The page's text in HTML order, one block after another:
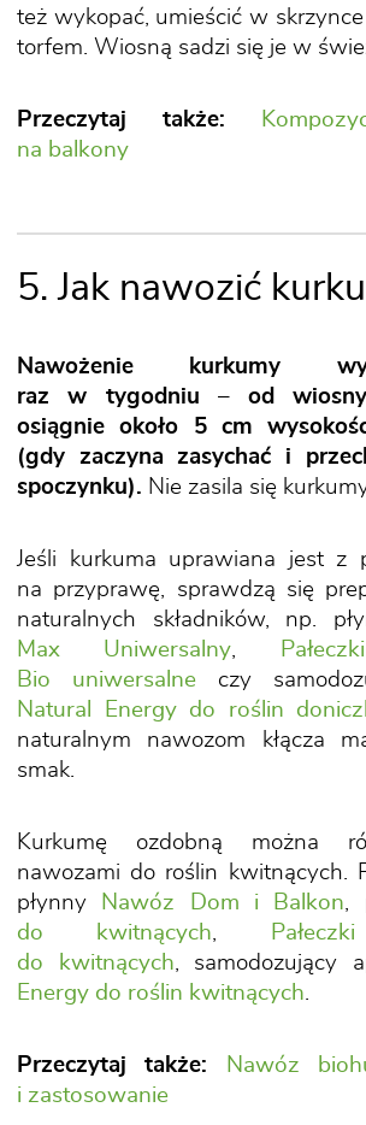
też wykopać, umieścić w
torfem. Wiosną sadzi się je w
Przeczytaj także:
na balkony
5. Jak nawozić
Nawożenie kurkumy
raz w tygodniu –od
osiągnie około 5 cm
(gdy zaczyna zasychać i
spoczynku). Nie zasila się
Jeśli kurkuma uprawiana jest z
na przyprawę, sprawdzą się
naturalnych składników, np.
Max Uniwersalny
Bio uniwersalne czy
Natural Energy do roślin
naturalnym nawozom kłącza
smak.
Kurkumę ozdobną można
nawozami do roślin kwitnących.
płynny
Nawóz Dom i Balkon ,
do kwitnących
do kwitnących , samodozujący
Energy do roślin kwitnących
Przeczytaj także:
Nawóz
i zastosowanie